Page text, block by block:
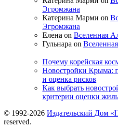
Эгромжана
Катерина Марми on
Эгромжана
Елена on Вселенная
Гульнара on
Почему корейская
Новостройки Крыма:
и оценка рисков
Как выбрать
критерии оценки
© 1992-2026 Издательский Дом
reserved.